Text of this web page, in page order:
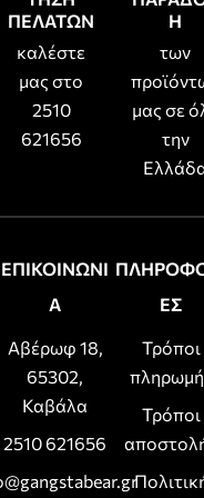
ΠΕΛΑΤΩΝ
καλέστε
μας στο
2510
621656
Η
των
μας σε
την
ΕΠΙΚΟΙΝΩΝΙ
Α
Αβέρωφ 18,
65302,
Καβάλα
2510 621656
ΕΣ
Τρόποι
Τρόποι